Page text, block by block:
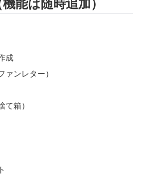
能は随時追加）
成
ァンレター）
箱）